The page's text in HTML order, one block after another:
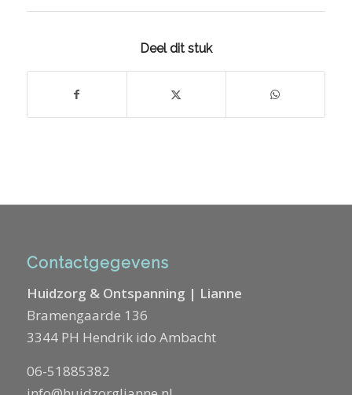
Deel dit stuk
Contactgegevens
Huidzorg & Ontspanning | Lianne
Bramengaarde 136
3344 PH Hendrik ido Ambacht
06-51885382